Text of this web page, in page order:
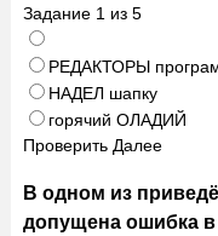
Задание 1 из 5
РЕДАКТОРЫ
НАДЕЛ шапку
горячий ОЛАДИЙ
Проверить Далее
В одном из
допущена ошибка